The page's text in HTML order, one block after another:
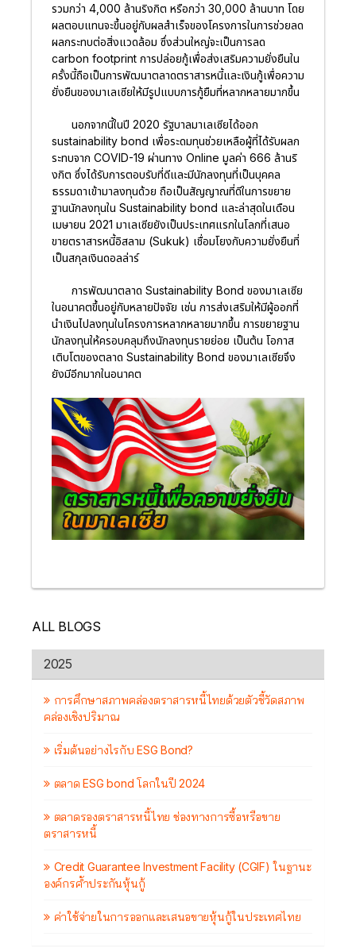
รวมกว่า 4,000 ล้านริงกิต หรือกว่า 30,000 ล้านบาท โดย
ผลตอบแทนจะขึ้นอยู่กับผลสำเร็จของโครงการในการช่วยลด
ผลกระทบต่อสิ่งแวดล้อม ซึ่งส่วนใหญ่จะเป็นการลด
carbon footprint การปล่อยกู้เพื่อส่งเสริมความยั่งยืนใน
ครั้งนี้ถือเป็นการพัฒนาตลาดตราสารหนี้และเงินกู้เพื่อความ
ยั่งยืนของมาเลเซียให้มีรูปแบบการกู้ยืมที่หลากหลายมากขึ้น
นอกจากนี้ในปี 2020 รัฐบาลมาเลเซียได้ออก
sustainability bond เพื่อระดมทุนช่วยเหลือผู้ที่ได้รับผลก
ระทบจาก COVID-19 ผ่านทาง Online มูลค่า 666 ล้านริ
งกิต ซึ่งได้รับการตอบรับที่ดีและมีนักลงทุนที่เป็นบุคคล
ธรรมดาเข้ามาลงทุนด้วย ถือเป็นสัญญาณที่ดีในการขยาย
ฐานนักลงทุนใน Sustainability bond และล่าสุดในเดือน
เมษายน 2021 มาเลเซียยังเป็นประเทศแรกในโลกที่เสนอ
ขายตราสารหนี้อิสลาม (Sukuk) เชื่อมโยงกับความยั่งยืนที่
เป็นสกุลเงินดอลล่าร์
การพัฒนาตลาด Sustainability Bond ของมาเลเซีย
ในอนาคตขึ้นอยู่กับหลายปัจจัย เช่น การส่งเสริมให้มีผู้ออกที่
นำเงินไปลงทุนในโครงการหลากหลายมากขึ้น การขยายฐาน
นักลงทุนให้ครอบคลุมถึงนักลงทุนรายย่อย เป็นต้น โอกาส
เติบโตของตลาด Sustainability Bond ของมาเลเซียจึง
ยังมีอีกมากในอนาคต
ALL BLOGS
2025
การศึกษาสภาพคล่องตราสารหนี้ไทยด้วยตัวชี้วัดสภาพ
คล่องเชิงปริมาณ
เริ่มต้นอย่างไรกับ ESG Bond?
ตลาด ESG bond โลกในปี 2024
ตลาดรองตราสารหนี้ไทย ช่องทางการซื้อหรือขาย
ตราสารหนี้
Credit Guarantee Investment Facility (CGIF) ในฐานะ
องค์กรค้ำประกันหุ้นกู้
ค่าใช้จ่ายในการออกและเสนอขายหุ้นกู้ในประเทศไทย